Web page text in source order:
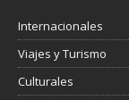
Internacionales
Viajes y Turismo
Culturales